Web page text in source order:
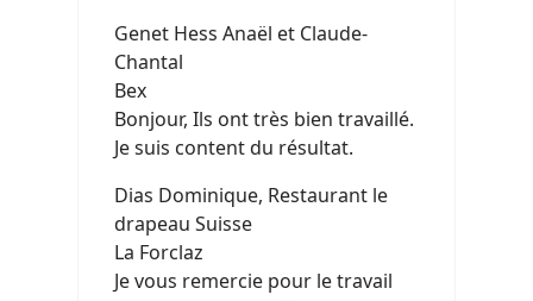
Genet Hess Anaël et Claude-
Chantal
Bex
Bonjour, Ils ont très bien travaillé.
Je suis content du résultat.
Dias Dominique, Restaurant le
drapeau Suisse
La Forclaz
Je vous remercie pour le travail